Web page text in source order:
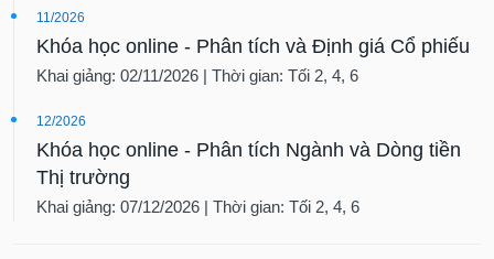
11/2026
Khóa học online - Phân tích và Định giá Cổ phiếu
Khai giảng: 02/11/2026 | Thời gian: Tối 2, 4, 6
12/2026
Khóa học online - Phân tích Ngành và Dòng tiền
Thị trường
Khai giảng: 07/12/2026 | Thời gian: Tối 2, 4, 6